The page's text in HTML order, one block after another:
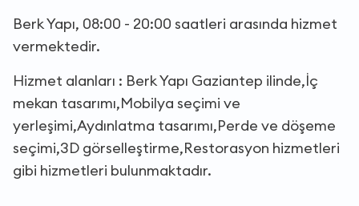
Berk Yapı, 08:00 - 20:00 saatleri arasında hizmet
vermektedir.
Hizmet alanları : Berk Yapı Gaziantep ilinde,İç
mekan tasarımı,Mobilya seçimi ve
yerleşimi,Aydınlatma tasarımı,Perde ve döşeme
seçimi,3D görselleştirme,Restorasyon hizmetleri
gibi hizmetleri bulunmaktadır.